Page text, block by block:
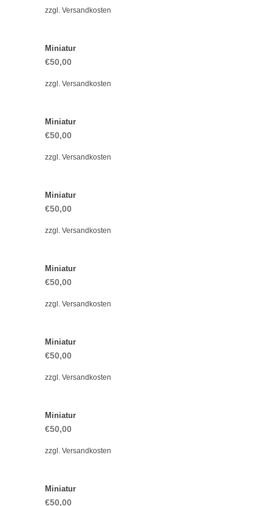
zzgl. Versandkosten
Miniatur
€50,00
zzgl. Versandkosten
Miniatur
€50,00
zzgl. Versandkosten
Miniatur
€50,00
zzgl. Versandkosten
Miniatur
€50,00
zzgl. Versandkosten
Miniatur
€50,00
zzgl. Versandkosten
Miniatur
€50,00
zzgl. Versandkosten
Miniatur
€50,00